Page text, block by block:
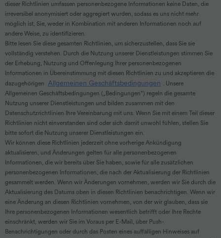
dieser Richtlinien umfassen personenbezogene Informationen keine Daten, die
irreversibel anonymisiert oder aggregiert wurden, sodass es uns nicht mehr
möglich ist, Sie, weder in Kombination mit anderen Informationen noch auf
andere Weise, zu identifizieren.
Bitte lesen Sie diese gesamten Richtlinien, um sicherzustellen, dass Sie sie
vollständig verstehen. Durch die Nutzung unserer Dienstleistungen stimmen Sie
der Erhebung, Nutzung und Offenlegung Ihrer personenbezogenen
Informationen in Übereinstimmung mit diesen Richtlinien zu und akzeptieren die
dazugehörigen
Allgemeinen Geschäftsbedingungen . Unsere
Allgemeinen Geschäftsbedingungen („Bedingungen“) regeln die gesamte
Nutzung unserer Dienstleistungen und bilden zusammen mit den
Datenschutzrichtlinien Ihre Vereinbarung mit uns. Wenn Sie mit einem Teil dieser
Richtlinien nicht einverstanden sind oder sich damit unwohl fühlen, stellen Sie
bitte sofort die Nutzung unserer Dienstleistungen ein.
Wir können diese Richtlinien jederzeit ohne vorherige Ankündigung
aktualisieren, und Änderungen gelten für alle personenbezogenen
Informationen, die wir bereits über Sie haben, sowie für alle zusätzlichen
personenbezogenen Informationen, die nach der Aktualisierung der Richtlinien
gesammelt werden. Wenn wir Änderungen vornehmen, werden wir Sie durch die
Aktualisierung des Datums oben in diesen Richtlinien benachrichtigen. Wenn wir
eine Änderung an diesen Richtlinien vornehmen, von der wir glauben, dass sie
Ihre personenbezogenen Informationen wesentlich betrifft oder Ihre Rechte
einschränkt, werden wir Sie im Voraus per E-Mail, über Push-
Benachrichtigungen oder durch das Posten eines auffälligen Hinweises auf